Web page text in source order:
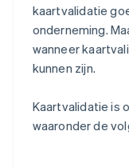
kaartvalidatie
onderneming.
wanneer
kunnen zijn.
Kaartvalidatie is
waaronder de